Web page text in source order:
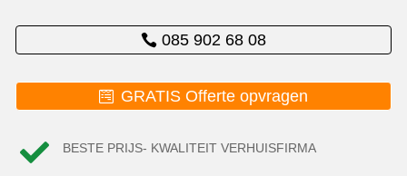
085 902 68 08
GRATIS Offerte opvragen
 BESTE PRIJS- KWALITEIT VERHUISFIRMA